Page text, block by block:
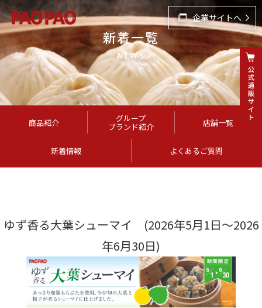
企業サイトへ
新着一覧
NEWS
商品紹介 グループ
ブランド紹介 店舗一覧
新着情報 よくあるご質問
ゆず香る大葉シューマイ (2026年5月1日～2026
年6月30日)